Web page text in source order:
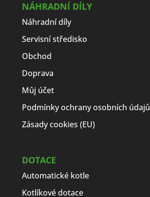
NÁHRADNÍ DÍLY
Náhradní díly
Servisní středisko
Obchod
Doprava
Můj účet
Podmínky ochrany osobních údajů
Zásady cookies (EU)
DOTACE
Automatické kotle
Kotlíkové dotace